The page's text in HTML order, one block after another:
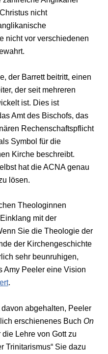
nicht
nicht vor verschiedenen
der Barrett beitritt, einen
der seit mehreren
ist. Dies ist
Amt des Bischofs, das
Rechenschaftspflicht
Symbol für die
Kirche beschreibt.
hat die ACNA genau
lösen.
Theologinnen
mit der
Sie die Theologie der
der Kirchengeschichte
sehr beunruhigen,
Amy Peeler eine Vision
.
abgehalten, Peeler
erschienenes Buch On
Lehre von Gott zu
Trinitarismus“ Sie dazu